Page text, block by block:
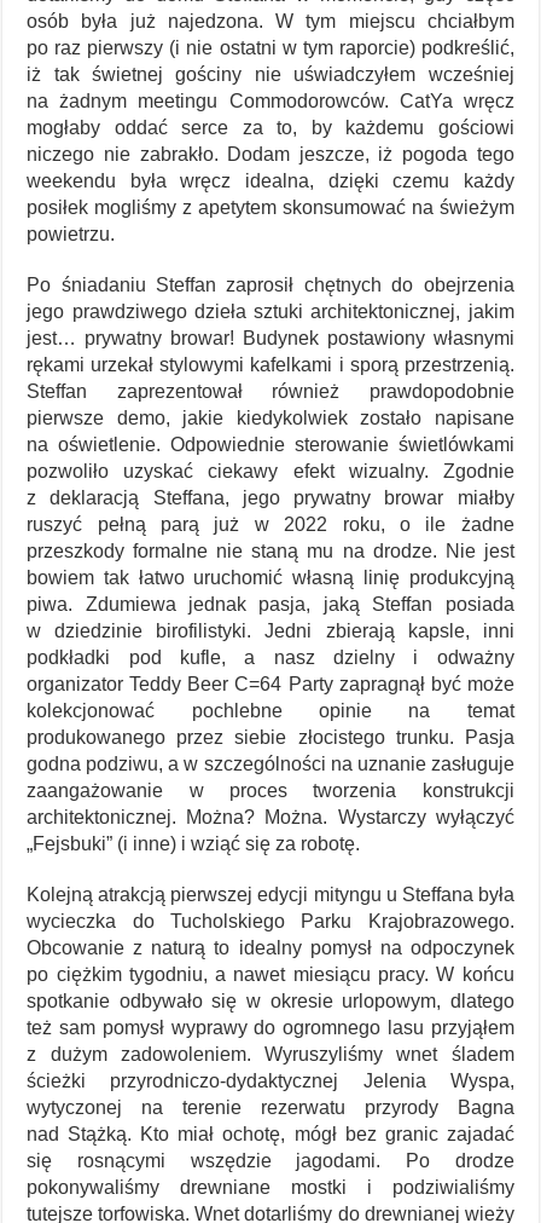
osób była już najedzona. W tym miejscu chciałbym
po raz pierwszy (i nie ostatni w tym raporcie) podkreślić,
iż tak świetnej gościny nie uświadczyłem wcześniej
na żadnym meetingu Commodorowców. CatYa wręcz
mogłaby oddać serce za to, by każdemu gościowi
niczego nie zabrakło. Dodam jeszcze, iż pogoda tego
weekendu była wręcz idealna, dzięki czemu każdy
posiłek mogliśmy z apetytem skonsumować na świeżym
powietrzu.
Po śniadaniu Steffan zaprosił chętnych do obejrzenia
jego prawdziwego dzieła sztuki architektonicznej, jakim
jest… prywatny browar! Budynek postawiony własnymi
rękami urzekał stylowymi kafelkami i sporą przestrzenią.
Steffan zaprezentował również prawdopodobnie
pierwsze demo, jakie kiedykolwiek zostało napisane
na oświetlenie. Odpowiednie sterowanie świetlówkami
pozwoliło uzyskać ciekawy efekt wizualny. Zgodnie
z deklaracją Steffana, jego prywatny browar miałby
ruszyć pełną parą już w 2022 roku, o ile żadne
przeszkody formalne nie staną mu na drodze. Nie jest
bowiem tak łatwo uruchomić własną linię produkcyjną
piwa. Zdumiewa jednak pasja, jaką Steffan posiada
w dziedzinie birofilistyki. Jedni zbierają kapsle, inni
podkładki pod kufle, a nasz dzielny i odważny
organizator Teddy Beer C=64 Party zapragnął być może
kolekcjonować pochlebne opinie na temat
produkowanego przez siebie złocistego trunku. Pasja
godna podziwu, a w szczególności na uznanie zasługuje
zaangażowanie w proces tworzenia konstrukcji
architektonicznej. Można? Można. Wystarczy wyłączyć
„Fejsbuki” (i inne) i wziąć się za robotę.
Kolejną atrakcją pierwszej edycji mityngu u Steffana była
wycieczka do Tucholskiego Parku Krajobrazowego.
Obcowanie z naturą to idealny pomysł na odpoczynek
po ciężkim tygodniu, a nawet miesiącu pracy. W końcu
spotkanie odbywało się w okresie urlopowym, dlatego
też sam pomysł wyprawy do ogromnego lasu przyjąłem
z dużym zadowoleniem. Wyruszyliśmy wnet śladem
ścieżki przyrodniczo-dydaktycznej Jelenia Wyspa,
wytyczonej na terenie rezerwatu przyrody Bagna
nad Stążką. Kto miał ochotę, mógł bez granic zajadać
się rosnącymi wszędzie jagodami. Po drodze
pokonywaliśmy drewniane mostki i podziwialiśmy
tutejsze torfowiska. Wnet dotarliśmy do drewnianej wieży